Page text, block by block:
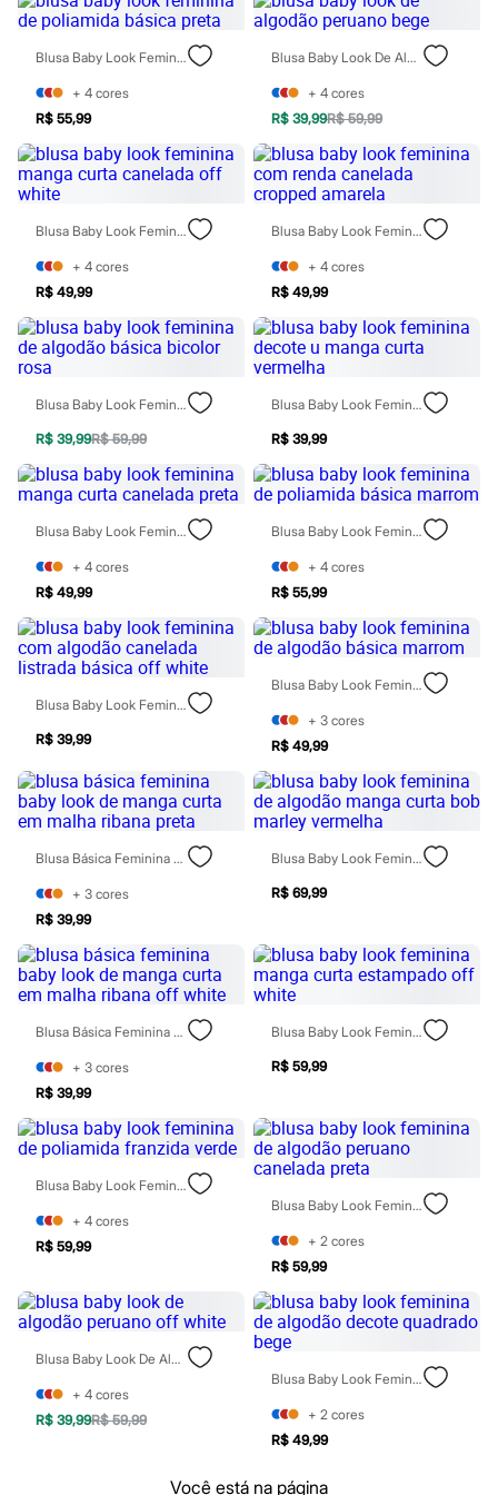
Rasteirinhas
Sandálias
Tênis
Marcas
Baby Club
Miss Fifteen
Palomino
Moda íntima
Cuecas
Meias
Pijamas
Moda praia
Biquínis e Maiôs
Blusas de proteção
Sungas
Personagens
Bluey
Disney
Hello Kitty
Minecraft
Naruto
Sonic
Stitch
Beleza
Kits
Perfumes árabes
Novidades
Cabelos
Condicionador
Escovas e Pentes
Finalizadores
Shampoo
Cuidados com o corpo
Hidratante
Protetor solar
Tratamento
Cuidados com o rosto
Hidratante
Protetor solar
Maquiagens
Base
Batom
Corretivo
Gloss
Pó facial
Sombras
Al Wataniah
Banderas
Beleza C&A
Boca Rosa
Bruna Tavares
Carolina Herrera
Ciclo
Fran by Franciny Ehlke
Lancôme
Mari Maria
Mascavo
Niina Secrets
Payot
Rabanne
Blusa Baby Look Feminina De Poliamida Básica Preta
+ 4 cores
R$ 55,99
Blusa Baby Look De Algodão Peruano Bege
+ 4 cores
R$ 39,99R$ 59,99
Blusa Baby Look Feminina Manga Curta Canelada Off White
+ 4 cores
R$ 49,99
Blusa Baby Look Feminina Com Renda Canelada Cropped Amarela
+ 4 cores
R$ 49,99
Blusa Baby Look Feminina De Algodão Básica Bicolor Rosa
R$ 39,99R$ 59,99
Blusa Baby Look Feminina Decote U Manga Curta Vermelha
R$ 39,99
Blusa Baby Look Feminina Manga Curta Canelada Preta
+ 4 cores
R$ 49,99
Blusa Baby Look Feminina De Poliamida Básica Marrom
+ 4 cores
R$ 55,99
Blusa Baby Look Feminina Com Algodão Canelada Listrada Básica Off White
R$ 39,99
Blusa Baby Look Feminina De Algodão Básica Marrom
+ 3 cores
R$ 49,99
Blusa Básica Feminina Baby Look De Manga Curta Em Malha Ribana Preta
+ 3 cores
R$ 39,99
Blusa Baby Look Feminina De Algodão Manga Curta Bob Marley Vermelha
R$ 69,99
Blusa Básica Feminina Baby Look De Manga Curta Em Malha Ribana Off White
+ 3 cores
R$ 39,99
Blusa Baby Look Feminina Manga Curta Estampado Off White
R$ 59,99
Blusa Baby Look Feminina De Poliamida Franzida Verde
+ 4 cores
R$ 59,99
Blusa Baby Look Feminina De Algodão Peruano Canelada Preta
+ 2 cores
R$ 59,99
Blusa Baby Look De Algodão Peruano Off White
+ 4 cores
R$ 39,99R$ 59,99
Blusa Baby Look Feminina De Algodão Decote Quadrado Bege
+ 2 cores
R$ 49,99
Você está na página